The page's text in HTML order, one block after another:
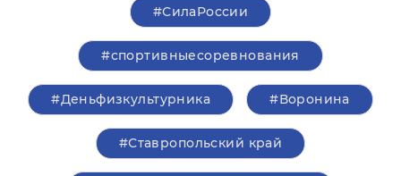
#СилаРоссии
#спортивныесоревнования
#Деньфизкультурника #Воронина
#Ставропольский край